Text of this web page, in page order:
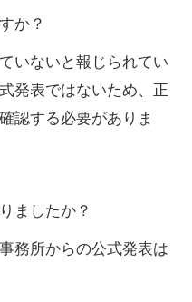
か？
いないと報じられてい
発表ではないため、正
認する必要がありま
ましたか？
務所からの公式発表は